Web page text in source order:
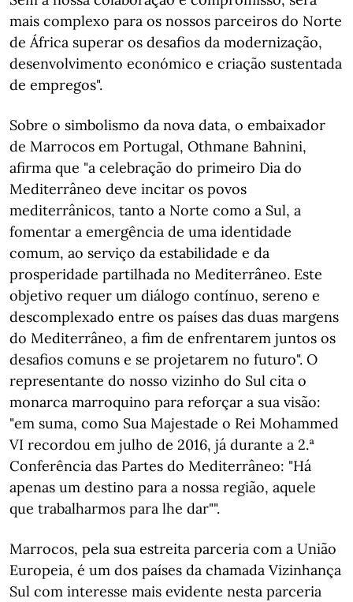
mais complexo para os nossos parceiros do Norte
de África superar os desafios da modernização,
desenvolvimento económico e criação sustentada
de empregos".
Sobre o simbolismo da nova data, o embaixador
de Marrocos em Portugal, Othmane Bahnini,
afirma que "a celebração do primeiro Dia do
Mediterrâneo deve incitar os povos
mediterrânicos, tanto a Norte como a Sul, a
fomentar a emergência de uma identidade
comum, ao serviço da estabilidade e da
prosperidade partilhada no Mediterrâneo. Este
objetivo requer um diálogo contínuo, sereno e
descomplexado entre os países das duas margens
do Mediterrâneo, a fim de enfrentarem juntos os
desafios comuns e se projetarem no futuro". O
representante do nosso vizinho do Sul cita o
monarca marroquino para reforçar a sua visão:
"em suma, como Sua Majestade o Rei Mohammed
VI recordou em julho de 2016, já durante a 2.ª
Conferência das Partes do Mediterrâneo: "Há
apenas um destino para a nossa região, aquele
que trabalharmos para lhe dar"".
Marrocos, pela sua estreita parceria com a União
Europeia, é um dos países da chamada Vizinhança
Sul com interesse mais evidente nesta parceria